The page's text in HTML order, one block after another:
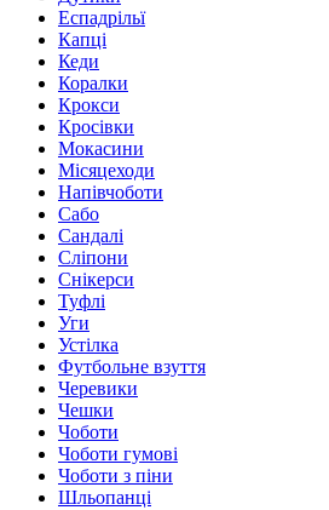
Еспадрільї
Капці
Кеди
Коралки
Крокси
Кросівки
Мокасини
Місяцеходи
Напівчоботи
Сабо
Сандалі
Сліпони
Снікерси
Туфлі
Уги
Устілка
Футбольне взуття
Черевики
Чешки
Чоботи
Чоботи гумові
Чоботи з піни
Шльопанці